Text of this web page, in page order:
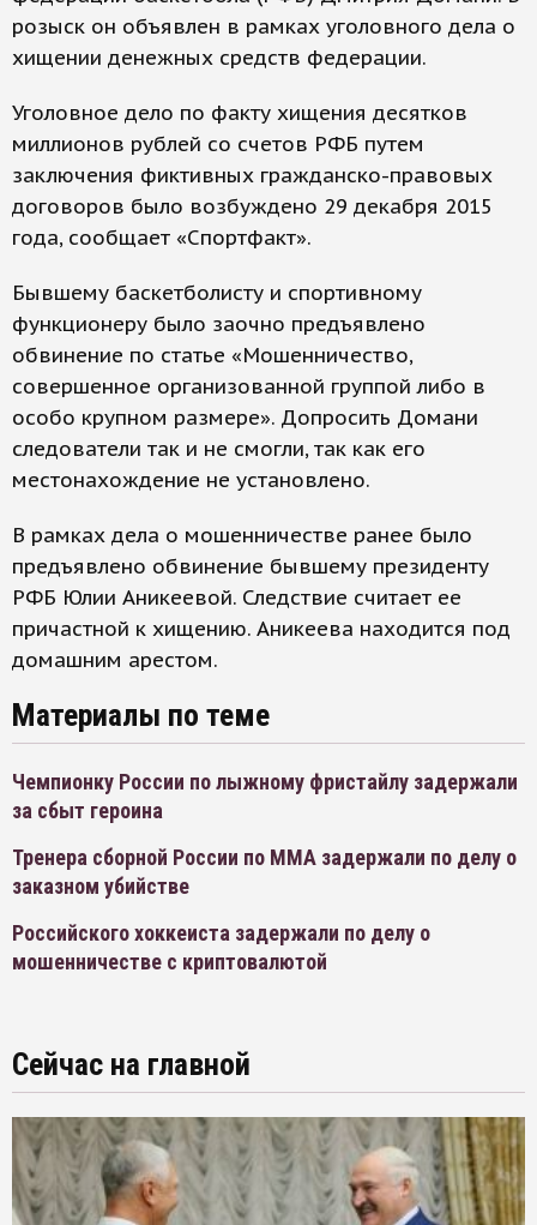
розыск он объявлен в рамках уголовного дела о
хищении денежных средств федерации.
Уголовное дело по факту хищения десятков
миллионов рублей со счетов РФБ путем
заключения фиктивных гражданско-правовых
договоров было возбуждено 29 декабря 2015
года, сообщает «Спортфакт».
Бывшему баскетболисту и спортивному
функционеру было заочно предъявлено
обвинение по статье «Мошенничество,
совершенное организованной группой либо в
особо крупном размере». Допросить Домани
следователи так и не смогли, так как его
местонахождение не установлено.
В рамках дела о мошенничестве ранее было
предъявлено обвинение бывшему президенту
РФБ Юлии Аникеевой. Следствие считает ее
причастной к хищению. Аникеева находится под
домашним арестом.
Материалы по теме
Чемпионку России по лыжному фристайлу задержали
за сбыт героина
Тренера сборной России по ММА задержали по делу о
заказном убийстве
Российского хоккеиста задержали по делу о
мошенничестве с криптовалютой
Сейчас на главной